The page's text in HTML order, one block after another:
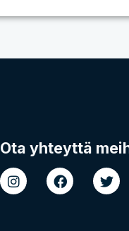
Ota yhteyttä